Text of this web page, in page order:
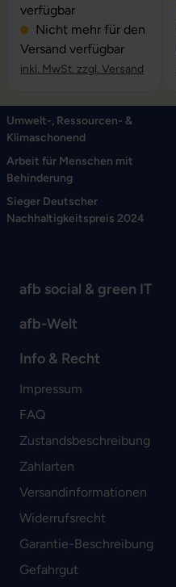
verfügbar
Nicht mehr für den
Versand verfügbar
inkl. MwSt. zzgl. Versand
Umwelt-, Ressourcen- &
Klimaschonend
Arbeit für Menschen mit
Behinderung
Sieger Deutscher
Nachhaltigkeitspreis 2024
afb social & green IT
afb-Welt
Info & Recht
Impressum
FAQ
Zustandsbeschreibung
Zahlarten
Versandinformationen
Widerrufsrecht
Garantie-Beschreibung
Gefahrgut